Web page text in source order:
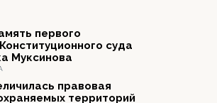
первого
суда
Муксинова
правовая
территорий